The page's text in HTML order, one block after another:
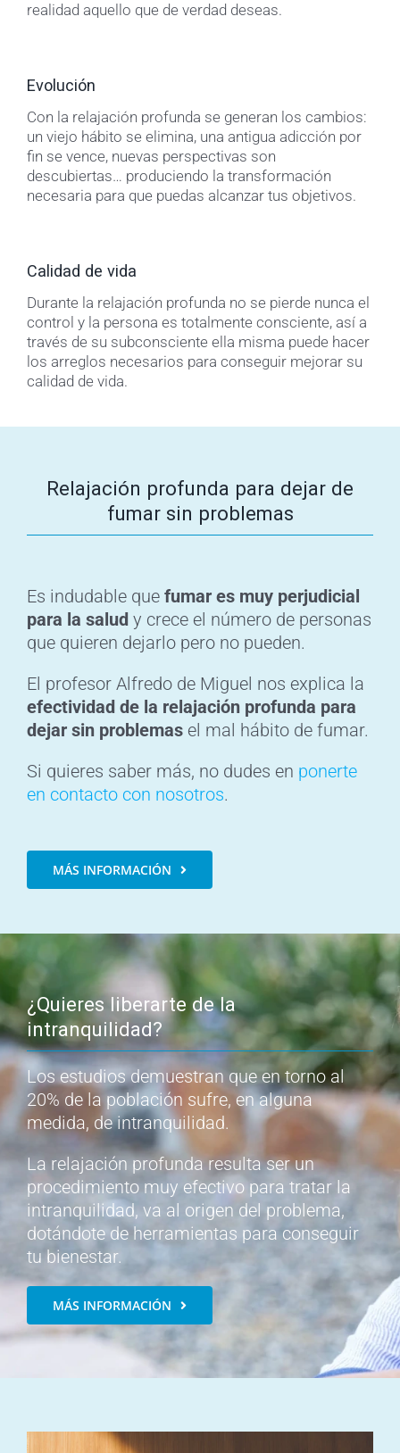
realidad aquello que de verdad deseas.
Evolución
Con la relajación profunda se generan los cambios:
un viejo hábito se elimina, una antigua adicción por
fin se vence, nuevas perspectivas son
descubiertas… produciendo la transformación
necesaria para que puedas alcanzar tus objetivos.
Calidad de vida
Durante la relajación profunda no se pierde nunca el
control y la persona es totalmente consciente, así a
través de su subconsciente ella misma puede hacer
los arreglos necesarios para conseguir mejorar su
calidad de vida.
Relajación profunda para dejar de
fumar sin problemas
Es indudable que fumar es muy perjudicial
para la saludy crece el número de personas
que quieren dejarlo pero no pueden.
El profesor Alfredo de Miguel nos explica la
efectividad de la relajación profunda para
dejar sin problemas el mal hábito de fumar.
Si quieres saber más, no dudes en ponerte
en contacto con nosotros.
MÁS INFORMACIÓN
¿Quieres liberarte de la
intranquilidad?
Los estudios demuestran que en torno al
20% de la población sufre, en alguna
medida, de intranquilidad.
La relajación profunda resulta ser un
procedimiento muy efectivo para tratar la
intranquilidad, va al origen del problema,
dotándote de herramientas para conseguir
tu bienestar.
MÁS INFORMACIÓN